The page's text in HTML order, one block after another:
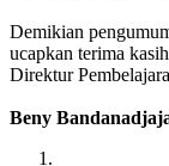
Demikian
ucapkan terima
Direktur
Beny